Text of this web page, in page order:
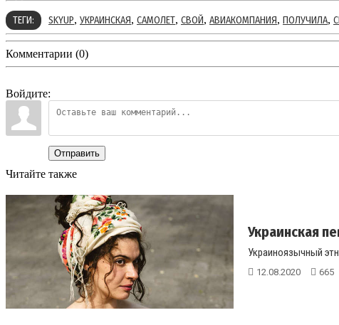
ТЕГИ: SKYUP, УКРАИНСКАЯ, САМОЛЕТ, СВОЙ, АВИАКОМПАНИЯ, ПОЛУЧИЛА,
Комментарии (0)
Войдите:
Отправить
Читайте также
Украинская
Украиноязычный
12.08.2020 665